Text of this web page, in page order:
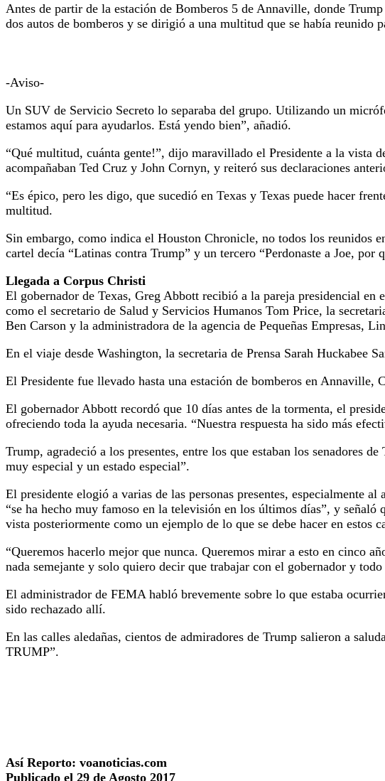
Antes de partir de la estación de Bomberos 5 de Annaville, donde
dos autos de bomberos y se dirigió a una multitud que se había
-Aviso-
Un SUV de Servicio Secreto lo separaba del grupo. Utilizando un
estamos aquí para ayudarlos. Está yendo bien”, añadió.
“Qué multitud, cuánta gente!”, dijo maravillado el Presidente a la vista
acompañaban Ted Cruz y John Cornyn, y reiteró sus declaraciones
“Es épico, pero les digo, que sucedió en Texas y Texas puede hacer
multitud.
Sin embargo, como indica el Houston Chronicle, no todos los reunidos
cartel decía “Latinas contra Trump” y un tercero “Perdonaste a Joe, por
Llegada a Corpus Christi
El gobernador de Texas, Greg Abbott recibió a la pareja presidencial
como el secretario de Salud y Servicios Humanos Tom Price, la
Ben Carson y la administradora de la agencia de Pequeñas Empresas,
En el viaje desde Washington, la secretaria de Prensa Sarah Huckabee
El Presidente fue llevado hasta una estación de bomberos en
El gobernador Abbott recordó que 10 días antes de la tormenta, el
ofreciendo toda la ayuda necesaria. “Nuestra respuesta ha sido más
Trump, agradeció a los presentes, entre los que estaban los senadores
muy especial y un estado especial”.
El presidente elogió a varias de las personas presentes, especialmente
“se ha hecho muy famoso en la televisión en los últimos días”, y señaló
vista posteriormente como un ejemplo de lo que se debe hacer en estos
“Queremos hacerlo mejor que nunca. Queremos mirar a esto en cinco
nada semejante y solo quiero decir que trabajar con el gobernador y
El administrador de FEMA habló brevemente sobre lo que estaba
sido rechazado allí.
En las calles aledañas, cientos de admiradores de Trump salieron a
TRUMP”.
Así Reporto: voanoticias.com
Publicado el 29 de Agosto 2017